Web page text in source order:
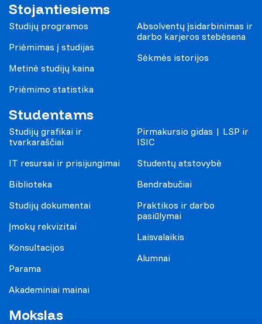
Stojantiesiems
Studijų programos
Priėmimas į studijas
Metinė studijų kaina
Priėmimo statistika
Absolventų įsidarbinimas ir
darbo karjeros stebėsena
Sėkmės istorijos
Studentams
Studijų grafikai ir
tvarkaraščiai
IT resursai ir prisijungimai
Biblioteka
Studijų dokumentai
Įmokų rekvizitai
Konsultacijos
Parama
Akademiniai mainai
Pirmakursio gidas | LSP ir
ISIC
Studentų atstovybė
Bendrabučiai
Praktikos ir darbo
pasiūlymai
Laisvalaikis
Alumnai
Mokslas